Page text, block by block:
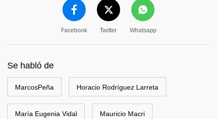
Facebook Twitter Whatsapp
Se habló de
MarcosPeña Horacio Rodríguez Larreta
María Eugenia Vidal Mauricio Macri